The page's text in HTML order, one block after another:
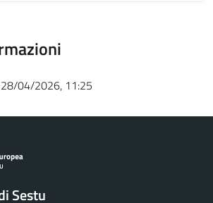
04/2026, 11:25
Sestu